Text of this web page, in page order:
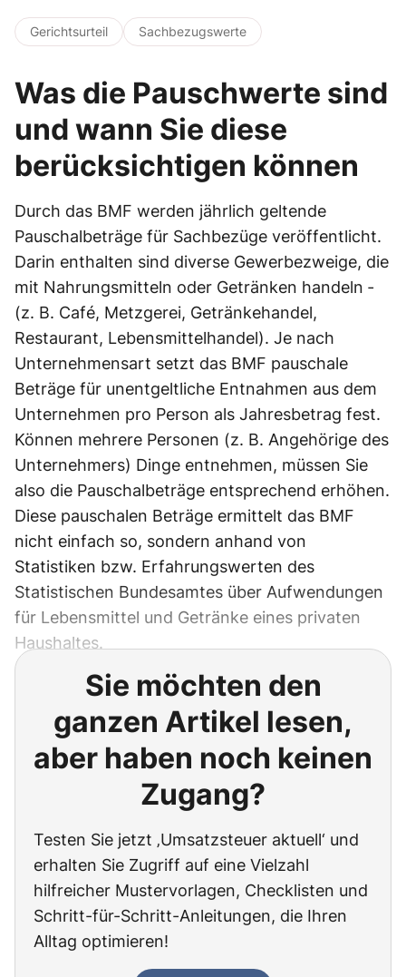
Gerichtsurteil Sachbezugswerte
Was die Pauschwerte sind
und wann Sie diese
berücksichtigen können
Durch das BMF werden jährlich geltende
Pauschalbeträge für Sachbezüge veröffentlicht.
Darin enthalten sind diverse Gewerbezweige, die
mit Nahrungsmitteln oder Getränken handeln ­
(z. B. Café, Metzgerei, Getränkehandel,
Restaurant, Lebensmittelhandel). Je nach
Unternehmensart setzt das BMF pauschale
Beträge für unentgeltliche Entnahmen aus dem
Unternehmen pro Person als Jahresbetrag fest.
Können mehrere Personen (z. B. Angehörige des
Unternehmers) Dinge entnehmen, müssen Sie
also die Pauschalbeträge entsprechend erhöhen.
Diese pauschalen Beträge ermittelt das BMF
nicht einfach so, sondern anhand von
Statistiken bzw. Erfahrungswerten des
Statistischen Bundesamtes über Aufwendungen
für Lebensmittel und Getränke eines privaten
Haushaltes.
Sie möchten den
ganzen Artikel lesen,
aber haben noch keinen
Zugang?
Testen Sie jetzt ‚Umsatzsteuer aktuell‘ und
erhalten Sie Zugriff auf eine Vielzahl
hilfreicher Mustervorlagen, Checklisten und
Schritt-für-Schritt-Anleitungen, die Ihren
Alltag optimieren!